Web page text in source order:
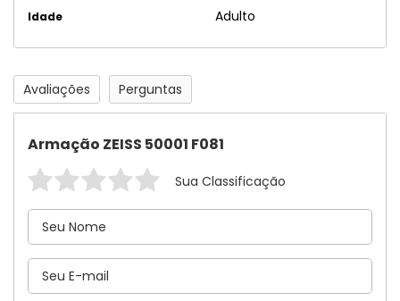
Idade Adulto
Avaliações Perguntas
Armação ZEISS 50001 F081
Sua Classificação